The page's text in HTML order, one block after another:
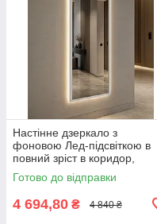
Настінне дзеркало з
фоновою Лед-підсвіткою в
повний зріст в коридор,
спальню, вітальню Avrora
2205L 60х170 см рама МДФ,
Готово до відправки
4 694,80 ₴ 4 840 ₴